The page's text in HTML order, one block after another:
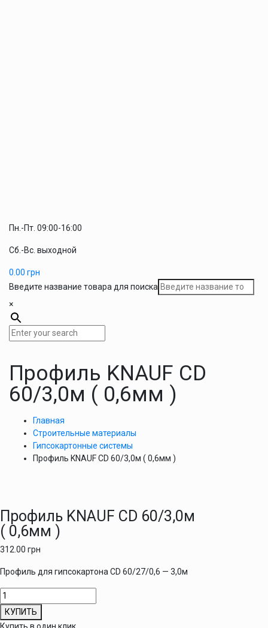
Пн.-Пт. 09:00-16:00
Сб.-Вс. выходной
0.00 грн
Введите название товара для поиска
×
Профиль KNAUF CD
60/3,0м ( 0,6мм )
Главная
Строительные материалы
Гипсокартонные системы
Профиль KNAUF CD 60/3,0м ( 0,6мм )
Профиль KNAUF CD 60/3,0м
( 0,6мм )
312.00 грн
Профиль для гипсокартона CD 60/27/0,6 — 3,0м
Количество
товара
Профиль
КУПИТЬ